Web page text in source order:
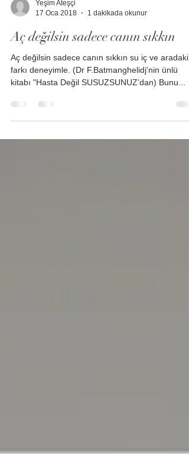
Yeşim Ateşçi
17 Oca 2018
1 dakikada okunur
Aç değilsin sadece canın sıkkın
Aç değilsin sadece canın sıkkın su iç ve aradaki